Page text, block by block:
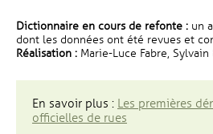
Dictionnaire en cours de refonte : un
dont les données ont été revues et
Réalisation : Marie-Luce Fabre,
En savoir plus : Les premières
officielles de rues